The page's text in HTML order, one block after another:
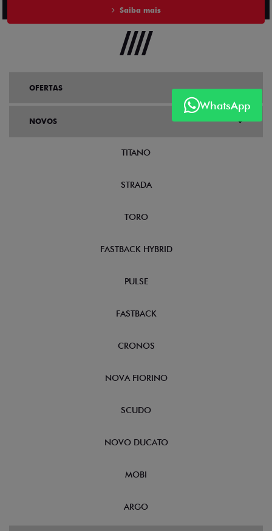
Saiba mais
WhatsApp
OFERTAS
NOVOS
TITANO
STRADA
TORO
FASTBACK HYBRID
PULSE
FASTBACK
CRONOS
NOVA FIORINO
SCUDO
NOVO DUCATO
MOBI
ARGO